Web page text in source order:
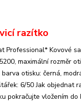
razítko
Professional* Kovové
maximální rozměr
otisku: černá,
6/50 Jak objednat
pokračujte vložením do